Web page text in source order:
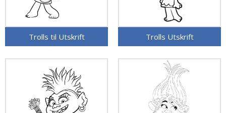
Trolls til Utskrift Trolls Utskrift